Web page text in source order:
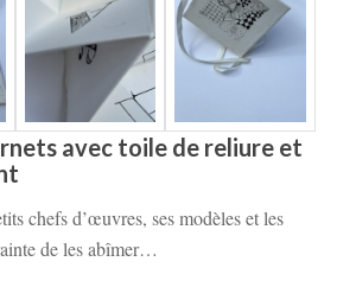
avec toile de reliure et
chefs d’œuvres, ses modèles et les
de les abîmer…